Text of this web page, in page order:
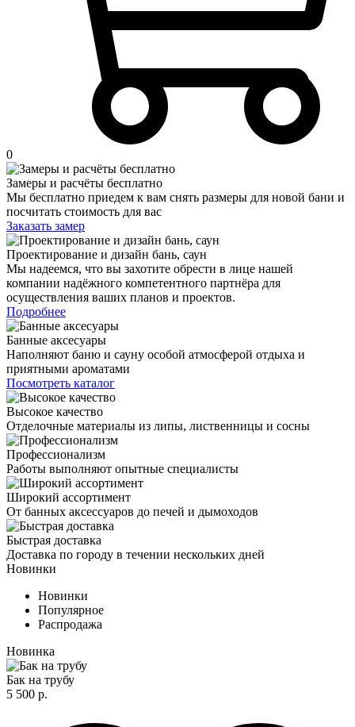
0
Замеры и расчёты бесплатно
Мы бесплатно приедем к вам снять размеры для новой бани и
посчитать стоимость для вас
Заказать замер
Проектирование и дизайн бань, саун
Мы надеемся, что вы захотите обрести в лице нашей
компании надёжного компетентного партнёра для
осуществления ваших планов и проектов.
Подробнее
Банные аксесуары
Наполняют баню и сауну особой атмосферой отдыха и
приятными ароматами
Посмотреть каталог
Высокое качество
Отделочные материалы из липы, лиственницы и сосны
Профессионализм
Работы выполняют опытные специалисты
Широкий ассортимент
От банных аксессуаров до печей и дымоходов
Быстрая доставка
Доставка по городу в течении нескольких дней
Новинки
Новинки
Популярное
Распродажа
Новинка
Бак на трубу
5 500 р.